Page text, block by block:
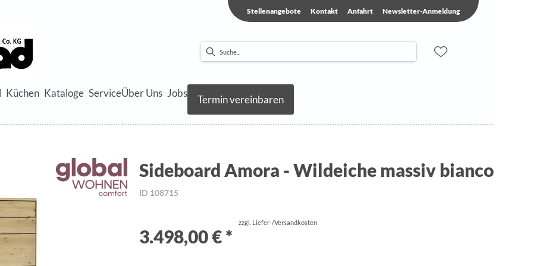
Stellenangebote Kontakt Anfahrt Newsletter-Anmeldung
Küchen Kataloge ServiceÜber Uns Jobs
Termin vereinbaren
Sideboard Amora - Wildeiche massiv bianco
ID 108715
3.498,00 € *
zzgl. Liefer-/Versandkosten